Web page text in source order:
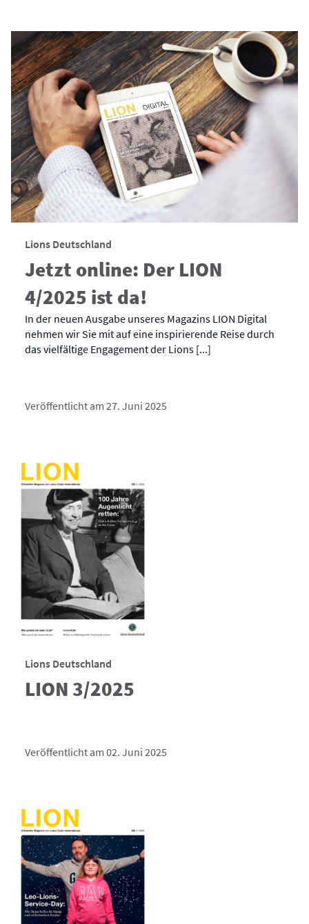
Lions Deutschland
Jetzt online: Der LION
4/2025 ist da!
In der neuen Ausgabe unseres Magazins LION Digital
nehmen wir Sie mit auf eine inspirierende Reise durch
das vielfältige Engagement der Lions [...]
Veröffentlicht am 27. Juni 2025
Lions Deutschland
LION 3/2025
Veröffentlicht am 02. Juni 2025